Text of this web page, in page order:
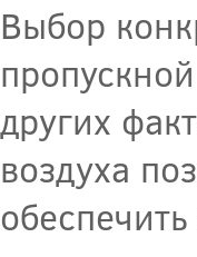
Выбор
других
воздуха